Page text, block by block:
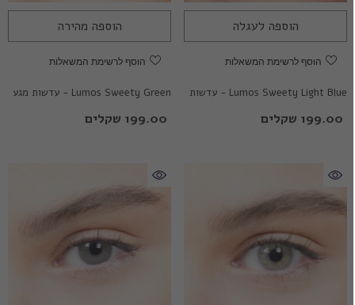
הוספה לעגלה
הוסף לרשימת המשאלות
Lumos Sweety Light Blue - עדשות
מגע צבעוניות
199.00 שקלים
הוספה מהירה
הוסף לרשימת המשאלות
Lumos Sweety Green - עדשות מגע
צבעוניות
199.00 שקלים